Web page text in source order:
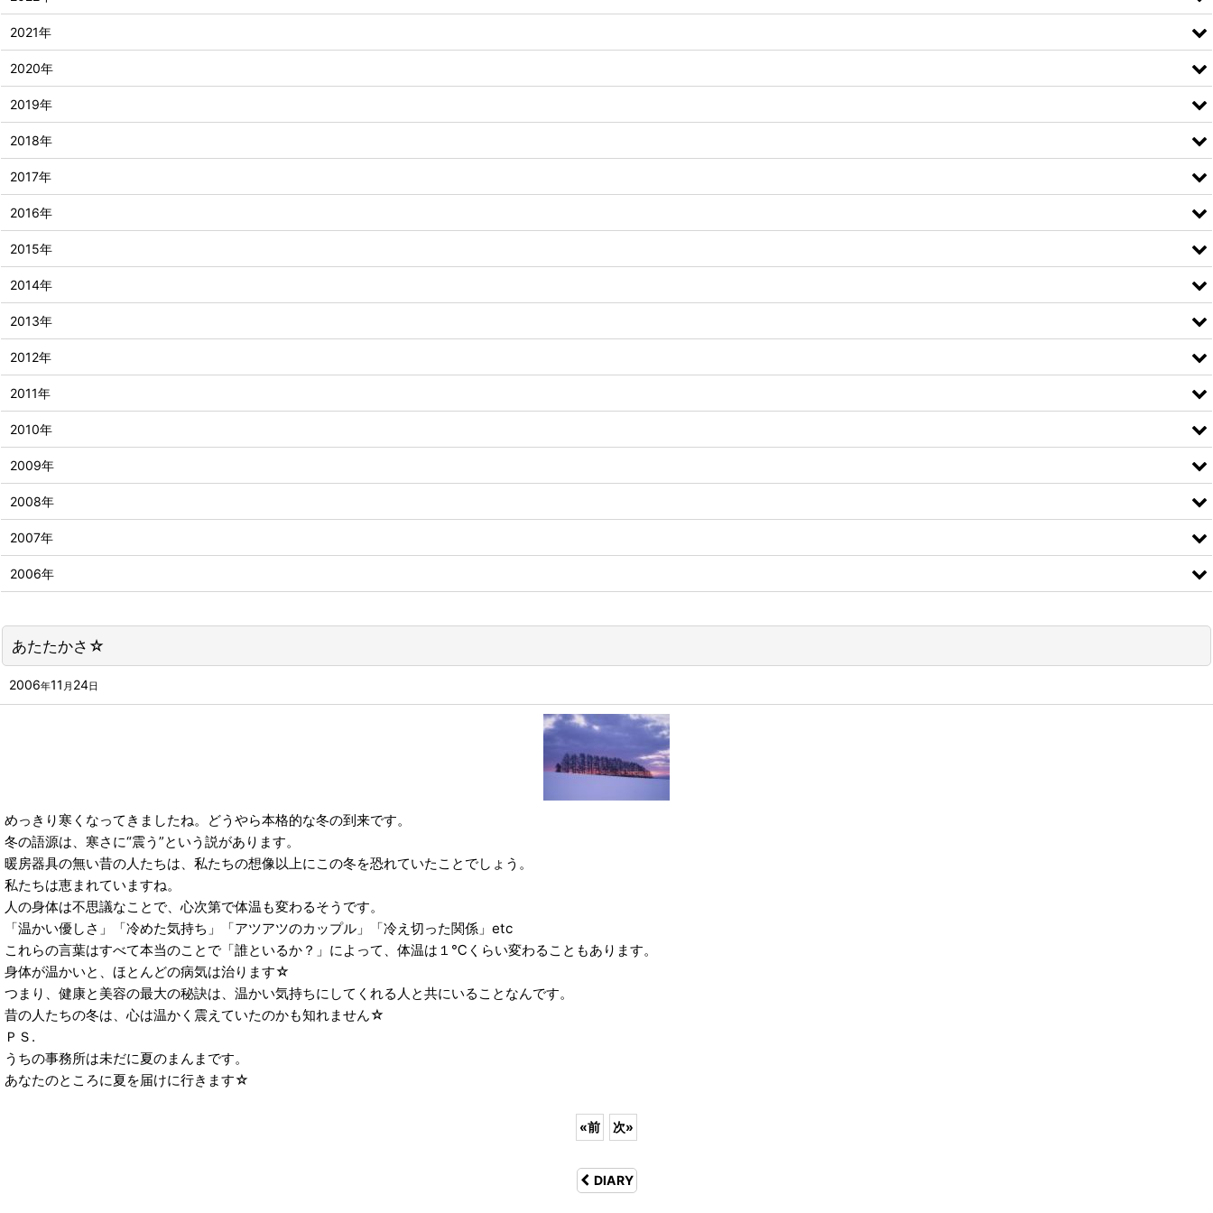
あたたかさ☆
2006年11 月 24日
めっきり寒くなってきましたね。どうやら本格的な冬の到来です。
冬の語源は、寒さに“震う”という説があります。
暖房器具の無い昔の人たちは、私たちの想像以上にこの冬を恐れていたことでしょう。
私たちは恵まれていますね。
人の身体は不思議なことで、心次第で体温も変わるそうです。
「温かい優しさ」「冷めた気持ち」「アツアツのカップル」「冷え切った関係」etc
これらの言葉はすべて本当のことで「誰といるか？」によって、体温は１℃くらい変わることもあります。
身体が温かいと、ほとんどの病気は治ります☆
つまり、健康と美容の最大の秘訣は、温かい気持ちにしてくれる人と共にいることなんです。
昔の人たちの冬は、心は温かく震えていたのかも知れません☆
ＰＳ.
うちの事務所は未だに夏のまんまです。
あなたのところに夏を届けに行きます☆
«前 次»
DIARY
2021年
2020年
2019年
2018年
2017年
2016年
2015年
2014年
2013年
2012年
2011年
2010年
2009年
2008年
2007年
2006年